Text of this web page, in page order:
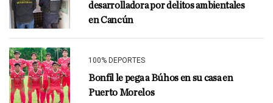
desarrolladora por delitos ambientales
en Cancún
100% DEPORTES
Bonfil le pega a Búhos en su casa en
Puerto Morelos